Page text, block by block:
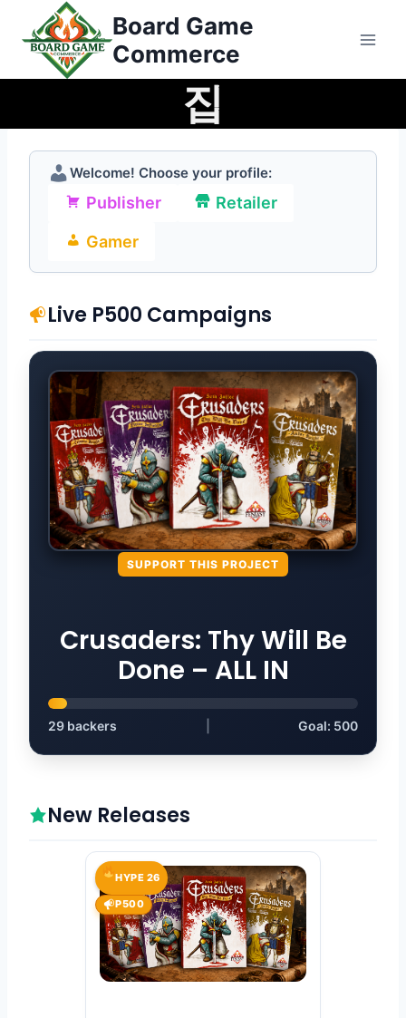
로
너
Board Game
Commerce
집
Welcome! Choose your profile:
Publisher Retailer
Gamer
Live P500 Campaigns
SUPPORT THIS PROJECT
Crusaders: Thy Will Be
Done – ALL IN
29 backers Goal: 500
New Releases
HYPE 26
P500